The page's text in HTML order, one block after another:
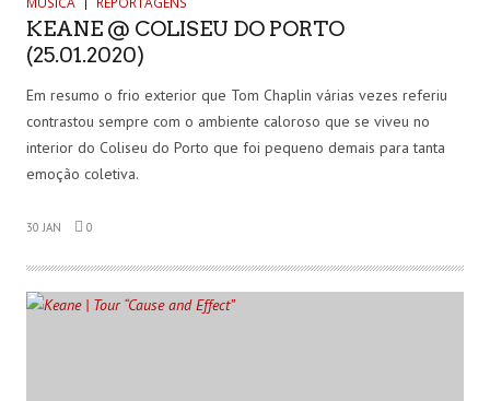
KEANE @ COLISEU DO PORTO
(25.01.2020)
Em resumo o frio exterior que Tom Chaplin várias vezes referiu
contrastou sempre com o ambiente caloroso que se viveu no
interior do Coliseu do Porto que foi pequeno demais para tanta
emoção coletiva.
30 JAN 0